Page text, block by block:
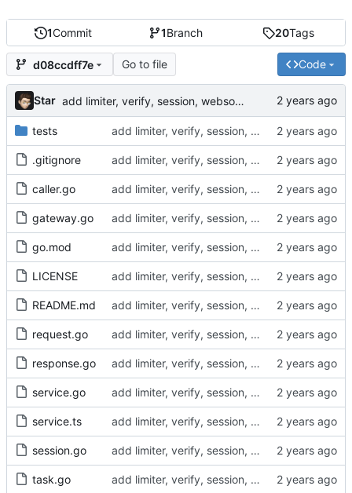
1Commit 1Branch 20Tags
d08ccdff7e Go to file Code
Star add limiter, verify, session, websocket ...
tests add limiter, verify, session, websocket ...
.gitignore add limiter, verify, session, websocket ...
caller.go add limiter, verify, session, websocket ...
gateway.go add limiter, verify, session, websocket ...
go.mod add limiter, verify, session, websocket ...
LICENSE add limiter, verify, session, websocket ...
README.md add limiter, verify, session, websocket ...
request.go add limiter, verify, session, websocket ...
response.go add limiter, verify, session, websocket ...
service.go add limiter, verify, session, websocket ...
service.ts add limiter, verify, session, websocket ...
session.go add limiter, verify, session, websocket ...
task.go add limiter, verify, session, websocket ...